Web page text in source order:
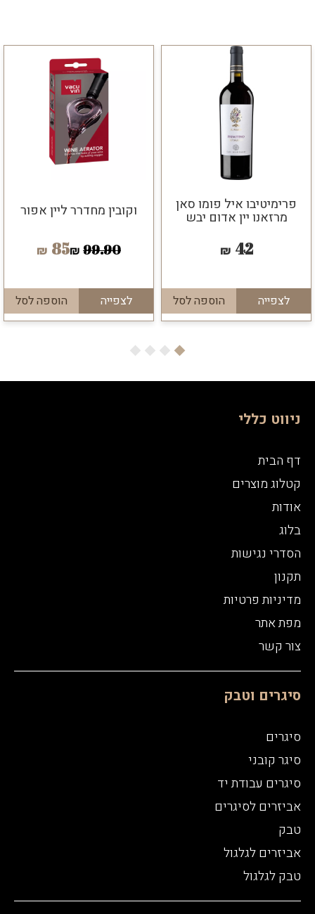
פרימיטיבו איל פומו סאן
מרזאנו יין אדום יבש
42
₪
לצפייה הוספה לסל
וקובין מחדרר ליין אפור
99.90
₪
85
₪
לצפייה הוספה לסל
ניווט כללי
דף הבית
קטלוג מוצרים
אודות
בלוג
הסדרי נגישות
תקנון
מדיניות פרטיות
מפת אתר
צור קשר
סיגרים וטבק
סיגרים
סיגר קובני
סיגרים עבודת יד
אביזרים לסיגרים
טבק
אביזרים לגלגול
טבק לגלגול